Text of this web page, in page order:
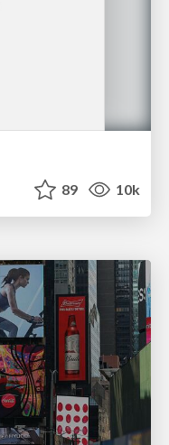
89 10k